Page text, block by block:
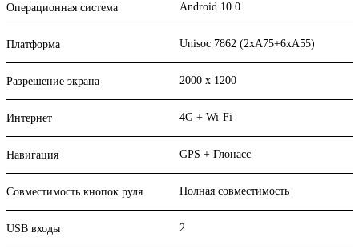
Операционная система Android 10.0
Платформа Unisoc 7862 (2xA75+6xA55)
Разрешение экрана 2000 x 1200
Интернет 4G + Wi-Fi
Навигация GPS + Глонасс
Совместимость кнопок руля Полная совместимость
USB входы 2